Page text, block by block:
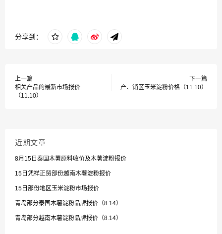
分享到：
上一篇
相关产品的最新市场报价
（11.10）
下一篇
产、销区玉米淀粉价格（11.10）
近期文章
8月15日泰国木薯原料收价及木薯淀粉报价
15日凭祥正贸部份越南木薯淀粉报价
15日部份地区玉米淀粉市场报价
青岛部分泰国木薯淀粉品牌报价（8.14）
青岛部分越南木薯淀粉品牌报价（8.14）